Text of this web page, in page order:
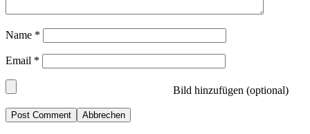
Name *
Email *
Bild hinzufügen (optional)
Abbrechen